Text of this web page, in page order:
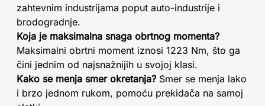
zahtevnim industrijama poput auto-industrije i
brodogradnje.
Koja je maksimalna snaga obrtnog momenta?
Maksimalni obrtni moment iznosi 1223 Nm, što ga
čini jednim od najsnažnijih u svojoj klasi.
Kako se menja smer okretanja? Smer se menja lako
i brzo jednom rukom, pomoću prekidača na samoj